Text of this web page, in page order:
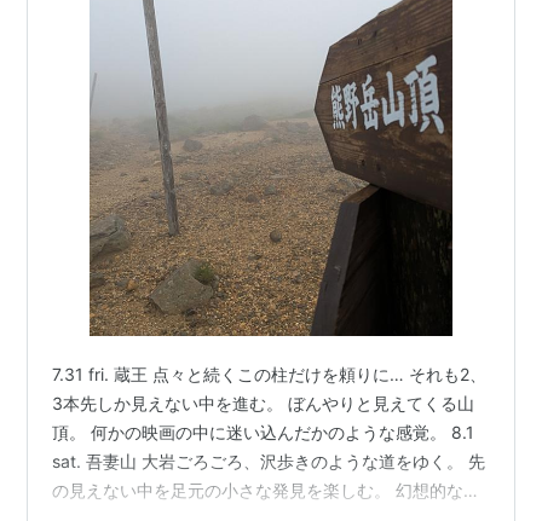
7.31 fri. 蔵王 点々と続くこの柱だけを頼りに… それも2、
3本先しか見えない中を進む。 ぼんやりと見えてくる山
頂。 何かの映画の中に迷い込んだかのような感覚。 8.1
sat. 吾妻山 大岩ごろごろ、沢歩きのような道をゆく。 先
の見えない中を足元の小さな発見を楽しむ。 幻想的な風